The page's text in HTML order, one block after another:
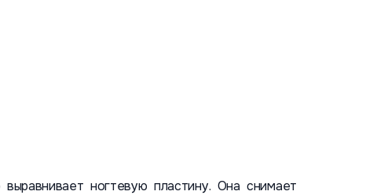
ногтевую пластину. Она снимает